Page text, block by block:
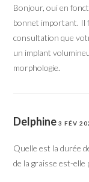
Bonjour, oui en
bonnet important. Il
consultation que
un implant
morphologie.
Delphine 3 FÉV
Quelle est la durée
de la graisse est-elle